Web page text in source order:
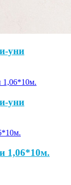
уни
уни
1,06*10м.